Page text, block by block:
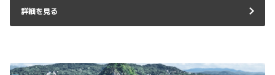
詳細を見る